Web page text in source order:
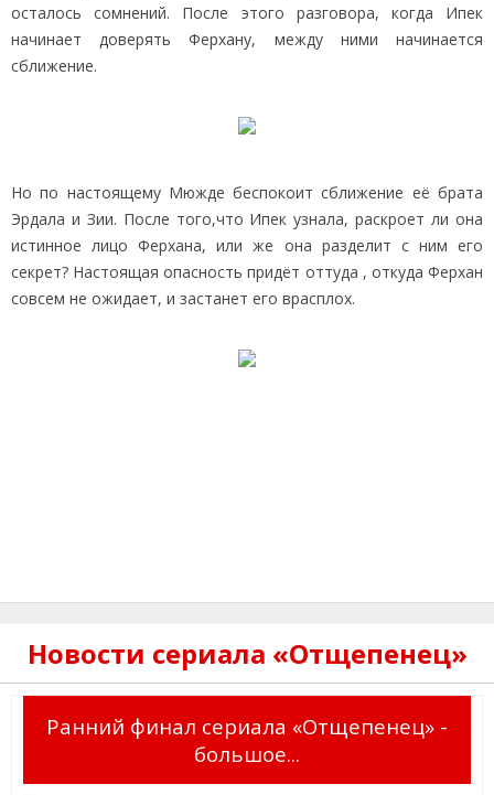
осталось сомнений. После этого разговора, когда Ипек
начинает доверять Ферхану, между ними начинается
сближение.
Но по настоящему Мюжде беспокоит сближение её брата
Эрдала и Зии. После того,что Ипек узнала, раскроет ли она
истинное лицо Ферхана, или же она разделит с ним его
секрет? Настоящая опасность придёт оттуда , откуда Ферхан
совсем не ожидает, и застанет его врасплох.
Новости сериала «Отщепенец»
Ранний финал сериала «Отщепенец» -
большое...